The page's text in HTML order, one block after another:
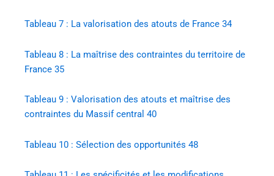
Tableau 7 : La valorisation des atouts de France 34
Tableau 8 : La maîtrise des contraintes du territoire de
France 35
Tableau 9 : Valorisation des atouts et maîtrise des
contraintes du Massif central 40
Tableau 10 : Sélection des opportunités 48